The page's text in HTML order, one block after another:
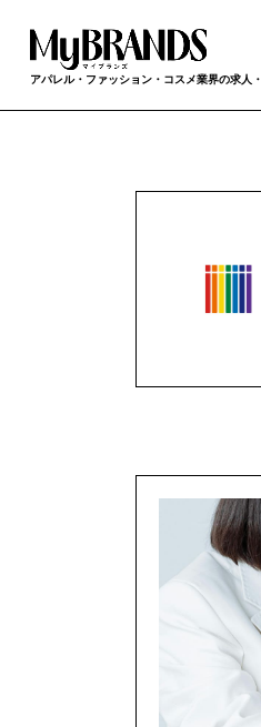
アパレル・ファッション・コスメ業界の求人